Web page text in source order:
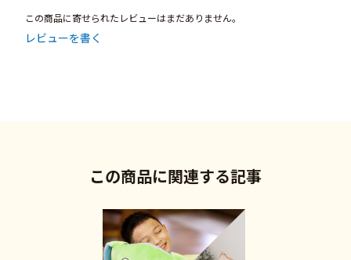
この商品に寄せられたレビューはまだありません。
レビューを書く
この商品に関連する記事